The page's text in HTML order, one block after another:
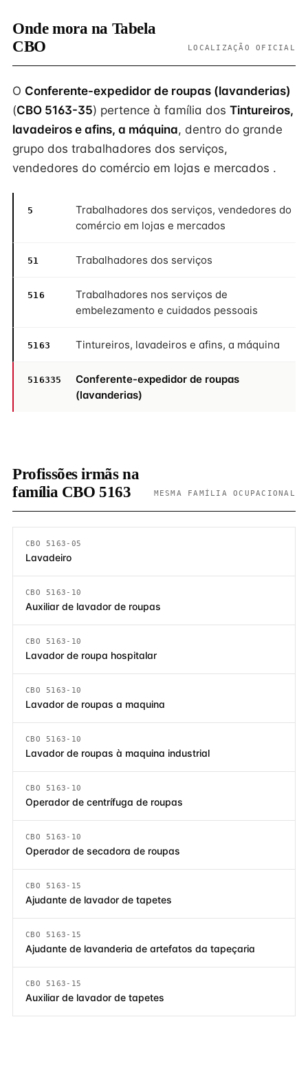
Onde mora na Tabela
CBO
LOCALIZAÇÃO OFICIAL
O Conferente-expedidor de roupas (lavanderias)
(CBO 5163-35) pertence à família dos Tintureiros,
lavadeiros e afins, a máquina, dentro do grande
grupo dos trabalhadores dos serviços,
vendedores do comércio em lojas e mercados .
5
Trabalhadores dos serviços, vendedores do
comércio em lojas e mercados
51 Trabalhadores dos serviços
516
Trabalhadores nos serviços de
embelezamento e cuidados pessoais
5163 Tintureiros, lavadeiros e afins, a máquina
516335
Conferente-expedidor de roupas
(lavanderias)
Profissões irmãs na
família CBO 5163
MESMA FAMÍLIA OCUPACIONAL
CBO 5163-05
Lavadeiro
CBO 5163-10
Auxiliar de lavador de roupas
CBO 5163-10
Lavador de roupa hospitalar
CBO 5163-10
Lavador de roupas a maquina
CBO 5163-10
Lavador de roupas à maquina industrial
CBO 5163-10
Operador de centrífuga de roupas
CBO 5163-10
Operador de secadora de roupas
CBO 5163-15
Ajudante de lavador de tapetes
CBO 5163-15
Ajudante de lavanderia de artefatos da tapeçaria
CBO 5163-15
Auxiliar de lavador de tapetes